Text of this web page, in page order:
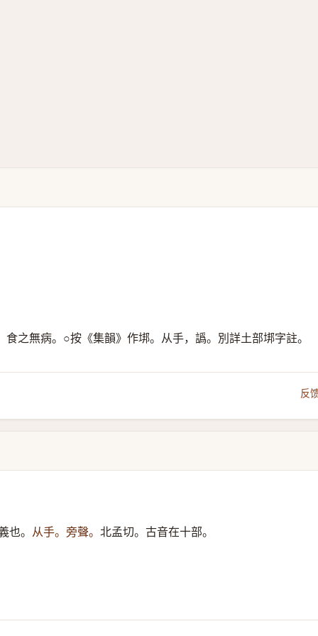
之無病。○按《集韻》作垹。从手，譌。別詳土部垹字註。
反
也。 从手。旁聲。 北孟切。古音在十部。